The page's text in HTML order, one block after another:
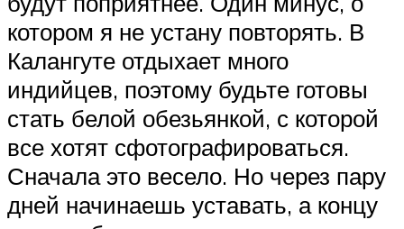
котором я не устану повторять. В
Калангуте отдыхает много
индийцев, поэтому будьте готовы
стать белой обезьянкой, с которой
все хотят сфотографироваться.
Сначала это весело. Но через пару
дней начинаешь уставать, а концу